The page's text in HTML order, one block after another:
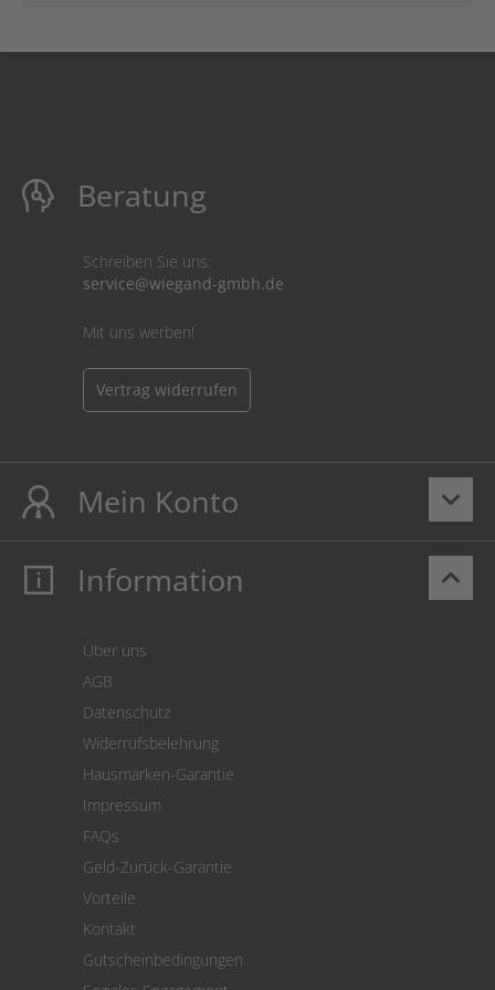
Beratung
Schreiben Sie uns:
service@wiegand-gmbh.de
Mit uns werben!
Vertrag widerrufen
keyboard_arrow_down
Mein Konto
Mein Konto
Cookie Einstellungen
keyboard_arrow_up
Information
Über uns
AGB
Datenschutz
Widerrufsbelehrung
Hausmarken-Garantie
Impressum
FAQs
Geld-Zurück-Garantie
Vorteile
Kontakt
Gutscheinbedingungen